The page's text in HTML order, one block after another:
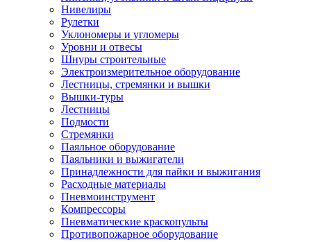
Нивелиры
Рулетки
Уклономеры и угломеры
Уровни и отвесы
Шнуры строительные
Электроизмерительное оборудование
Лестницы, стремянки и вышки
Вышки-туры
Лестницы
Подмости
Стремянки
Паяльное оборудование
Паяльники и выжигатели
Принадлежности для пайки и выжигания
Расходные материалы
Пневмоинструмент
Компрессоры
Пневматические краскопульты
Противопожарное оборудование